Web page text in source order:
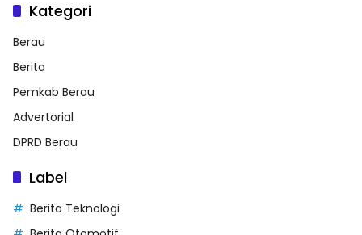
Kategori
Berau
Berita
Pemkab Berau
Advertorial
DPRD Berau
Label
Berita Teknologi